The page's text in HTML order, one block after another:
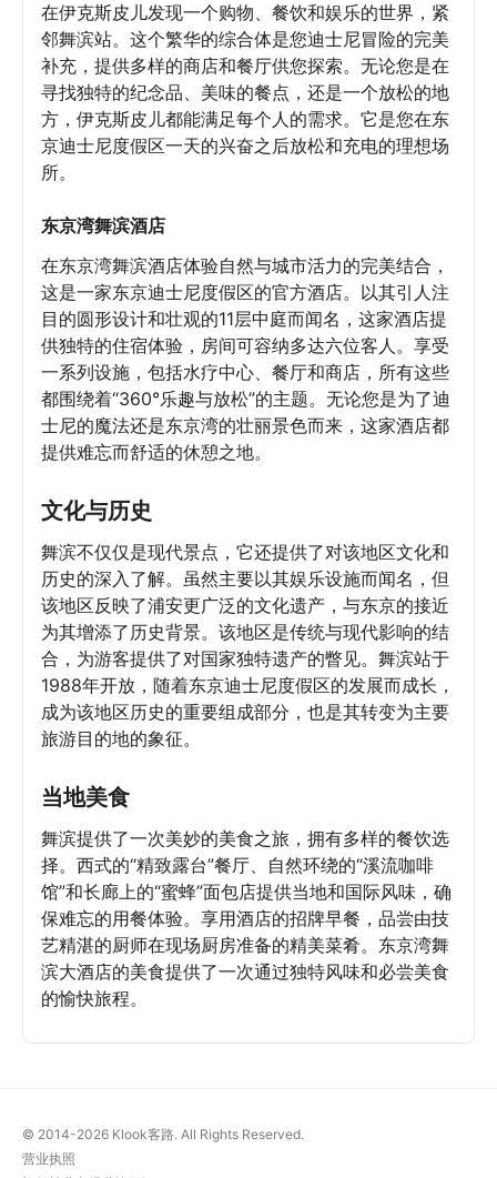
在伊克斯皮儿发现一个购物、餐饮和娱乐的世界，紧
邻舞滨站。这个繁华的综合体是您迪士尼冒险的完美
补充，提供多样的商店和餐厅供您探索。无论您是在
寻找独特的纪念品、美味的餐点，还是一个放松的地
方，伊克斯皮儿都能满足每个人的需求。它是您在东
京迪士尼度假区一天的兴奋之后放松和充电的理想场
所。
东京湾舞滨酒店
在东京湾舞滨酒店体验自然与城市活力的完美结合，
这是一家东京迪士尼度假区的官方酒店。以其引人注
目的圆形设计和壮观的11层中庭而闻名，这家酒店提
供独特的住宿体验，房间可容纳多达六位客人。享受
一系列设施，包括水疗中心、餐厅和商店，所有这些
都围绕着“360°乐趣与放松”的主题。无论您是为了迪
士尼的魔法还是东京湾的壮丽景色而来，这家酒店都
提供难忘而舒适的休憩之地。
文化与历史
舞滨不仅仅是现代景点，它还提供了对该地区文化和
历史的深入了解。虽然主要以其娱乐设施而闻名，但
该地区反映了浦安更广泛的文化遗产，与东京的接近
为其增添了历史背景。该地区是传统与现代影响的结
合，为游客提供了对国家独特遗产的瞥见。舞滨站于
1988年开放，随着东京迪士尼度假区的发展而成长，
成为该地区历史的重要组成部分，也是其转变为主要
旅游目的地的象征。
当地美食
舞滨提供了一次美妙的美食之旅，拥有多样的餐饮选
择。西式的“精致露台”餐厅、自然环绕的“溪流咖啡
馆”和长廊上的“蜜蜂”面包店提供当地和国际风味，确
保难忘的用餐体验。享用酒店的招牌早餐，品尝由技
艺精湛的厨师在现场厨房准备的精美菜肴。东京湾舞
滨大酒店的美食提供了一次通过独特风味和必尝美食
的愉快旅程。
© 2014-2026 Klook客路. All Rights Reserved.
营业执照